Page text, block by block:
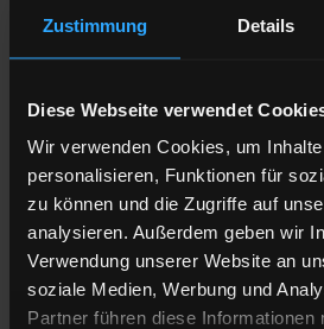
Zustimmung Details
Diese Webseite verwendet
Wir verwenden Cookies, um
personalisieren, Funktionen für
zu können und die Zugriffe auf
analysieren. Außerdem geben wir
Verwendung unserer Website an
soziale Medien, Werbung und
Partner führen diese Informationen
Liefermenge
Anzahl derLieferstellen
Preis
Heizöl
von Fritz Wahr Energie